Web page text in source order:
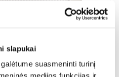
slapukai
suasmeninti turinį